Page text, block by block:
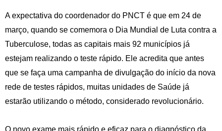
A expectativa do coordenador do PNCT é que em 24 de
março, quando se comemora o Dia Mundial de Luta contra a
Tuberculose, todas as capitais mais 92 municípios já
estejam realizando o teste rápido. Ele acredita que antes
que se faça uma campanha de divulgação do início da nova
rede de testes rápidos, muitas unidades de Saúde já
estarão utilizando o método, considerado revolucionário.